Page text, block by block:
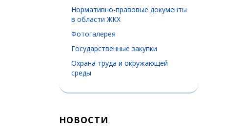
Нормативно-правовые документы
в области ЖКХ
Фотогалерея
Государственные закупки
Охрана труда и окружающей
среды
НОВОСТИ